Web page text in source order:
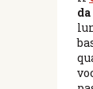
da